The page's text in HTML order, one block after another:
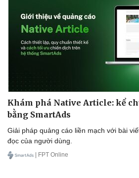
Doanh nghiệp
Vì cộng đồng
Công
Sành
Tin
Khám phá Native Article: kể
bằng SmartAds
Giải pháp quảng cáo liền mạch với bài
đọc của người dùng.
| FPT Online